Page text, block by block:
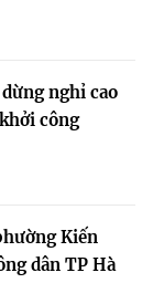
nghỉ cao
công
Kiến
dân TP Hà